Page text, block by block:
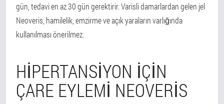
gün, tedavi en az 30 gün gerektirir. Varisli damarlardan gelen jel
Neoveris, hamilelik, emzirme ve açık yaraların varlığında
kullanılması önerilmez.
HIPERTANSIYON IÇIN
ÇARE EYLEMI NEOVERIS